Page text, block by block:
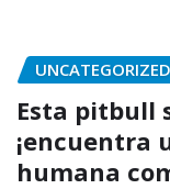
UNCATEGORIZED
Esta pitbull
¡encuentra
humana